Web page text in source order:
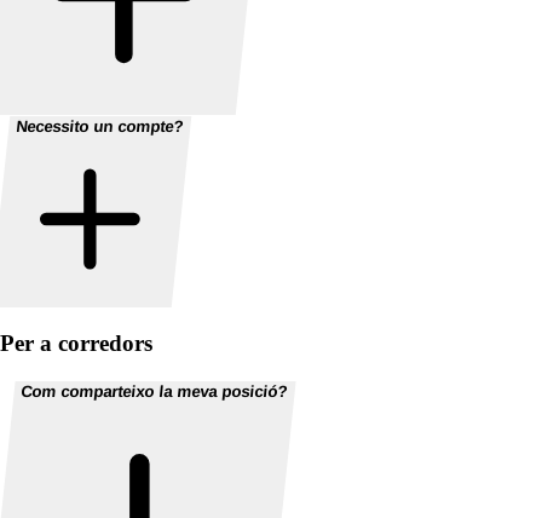
Necessito un compte?
Per a corredors
Com comparteixo la meva posició?